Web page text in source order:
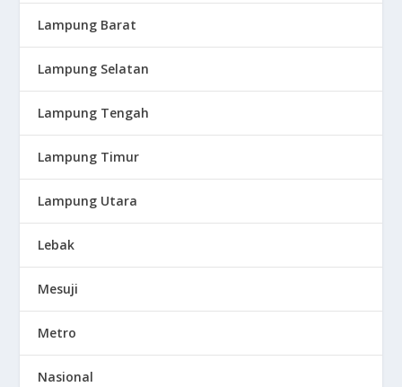
Lampung Barat
Lampung Selatan
Lampung Tengah
Lampung Timur
Lampung Utara
Lebak
Mesuji
Metro
Nasional